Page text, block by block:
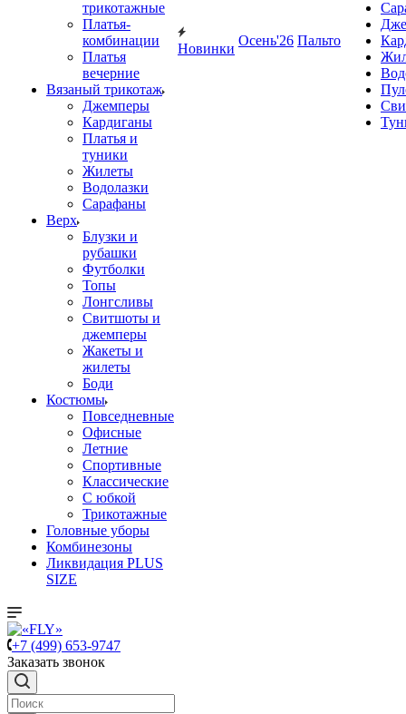
трикотажные
Платья-
комбинации
Платья
вечерние
Вязаный трикотаж
Джемперы
Кардиганы
Платья и
туники
Жилеты
Водолазки
Сарафаны
Верх
Блузки и
рубашки
Футболки
Топы
Лонгсливы
Свитшоты и
джемперы
Жакеты и
жилеты
Боди
Костюмы
Повседневные
Офисные
Летние
Спортивные
Классические
С юбкой
Трикотажные
Головные уборы
Комбинезоны
Ликвидация PLUS
SIZE
Новинки
Осень'26 Пальто
+7 (499) 653-9747
Заказать звонок